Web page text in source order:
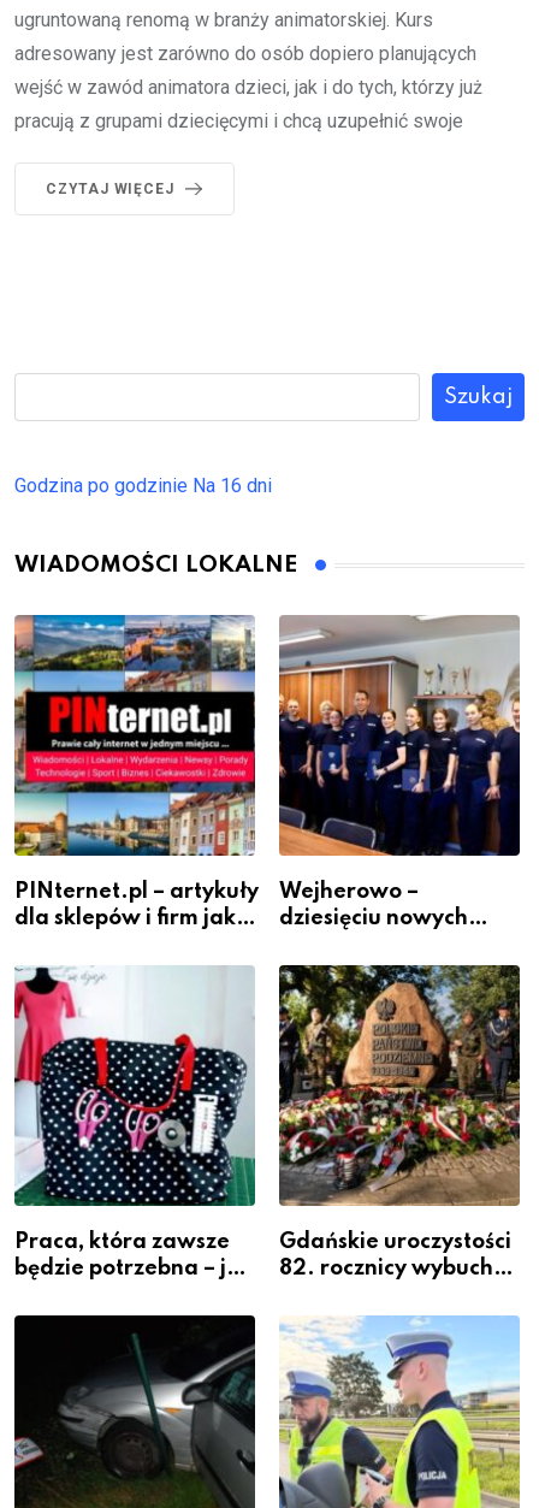
ugruntowaną renomą w branży animatorskiej. Kurs
adresowany jest zarówno do osób dopiero planujących
wejść w zawód animatora dzieci, jak i do tych, którzy już
pracują z grupami dziecięcymi i chcą uzupełnić swoje
CZYTAJ WIĘCEJ
Szukaj
Godzina po godzinie Na 16 dni
WIADOMOŚCI LOKALNE
PINternet.pl – artykuły
dla sklepów i firm jako
widoczność
Wejherowo –
dziesięciu nowych
szeregach Komendy
Powiatowej
Praca, która zawsze
będzie potrzebna – jak
zawodem przyszłości i
gdzie się go nauczyć?
Gdańskie uroczystości
82. rocznicy wybuchu
Warszawskiego